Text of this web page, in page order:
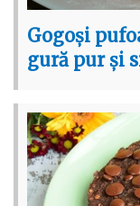
Gogoși
gură pur și